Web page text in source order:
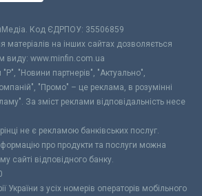
Код ЄДРПОУ: 35506859
матеріалів на інших сайтах дозволяється
виду: www.minfin.com.ua
"Новини партнерів", "Актуально",
"Промо" – це реклама, в розумінні
За зміст реклами відповідальність несе
не є рекламою банківських послуг.
про продукти та послуги можна
сайті відповідного банку.
України з усіх номерів операторів мобільного